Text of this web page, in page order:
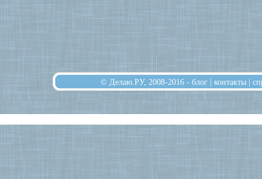
© Делаю.РУ, 2008-2016 - блог | контакты |